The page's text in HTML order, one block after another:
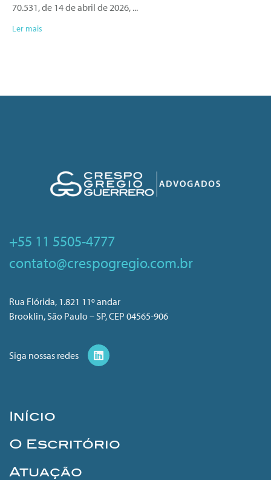
70.531, de 14 de abril de 2026,
Ler mais
+55 11 5505-4777
contato@crespogregio.com.br
Rua Flórida, 1.821 11º andar
Brooklin, São Paulo – SP, CEP 04565-906
Siga nossas redes
Início
O Escritório
Atuação